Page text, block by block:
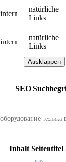
intern
natürliche
Links
intern
natürliche
Links
Ausklappen
SEO
оборудование техника
Inhalt Seitentitel